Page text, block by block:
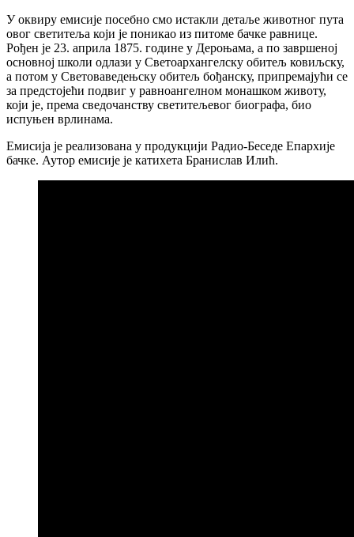
У оквиру емисије посебно смо истакли детаље животног пута
овог светитеља који је поникао из питоме бачке равнице.
Рођен је 23. априла 1875. године у Дероњама, а по завршеној
основној школи одлази у Светоархангелску обитељ ковиљску,
а потом у Световаведењску обитељ бођанску, припремајући се
за предстојећи подвиг у равноангелном монашком животу,
који је, према сведочанству светитељевог биографа, био
испуњен врлинама.
Емисија је реализована у продукцији Радио-Беседе Епархије
бачке. Аутор емисије је катихета Бранислав Илић.